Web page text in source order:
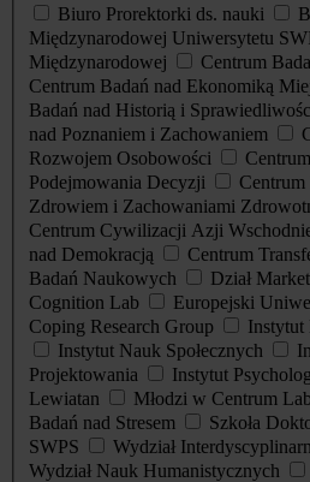
Biuro Prorektorki ds. nauki
Międzynarodowej Uniwersytetu
Międzynarodowej
Centrum
Centrum Badań nad Ekonomiką
Badań nad Historią i
nad Poznaniem i Zachowaniem
Rozwojem Osobowości
Podejmowania Decyzji
Centrum
Zdrowiem i Zachowaniami
Centrum Cywilizacji Azji
nad Demokracją
Centrum
Badań Naukowych
Dział
Cognition Lab
Europejski
Coping Research Group
Instytut
Instytut Nauk Społecznych
Projektowania
Instytut
Lewiatan
Młodzi w Centrum Lab
Badań nad Stresem
Szkoła
SWPS
Wydział
Wydział Nauk Humanistycznych